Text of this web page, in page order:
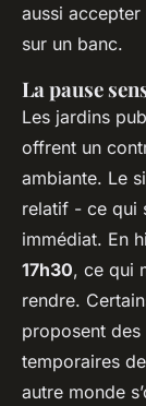
aussi
sur un banc.
La pause
Les jardins
offrent un
ambiante. Le
relatif - ce qui
immédiat. En
17h30, ce qui
rendre.
proposent
temporaires
autre monde